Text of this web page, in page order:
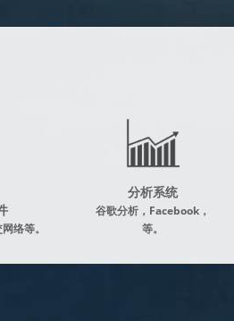
络等。
分析系统
谷歌分析，Facebook，
等。